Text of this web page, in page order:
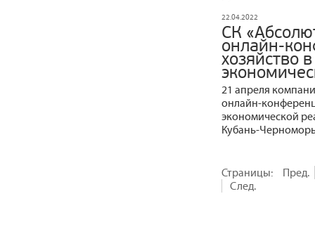
22.04.2022
СК
онлайн-
хозяйство
21 апреля
онлайн-
экономической
Кубань-
Страницы:
Пред.
След.